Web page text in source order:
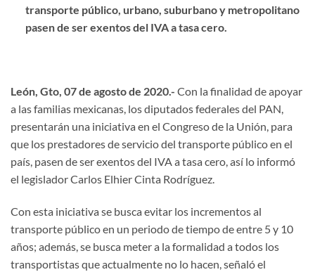
transporte público, urbano, suburbano y metropolitano
pasen de ser exentos del IVA a tasa cero.
León, Gto, 07 de agosto de 2020.- Con la finalidad de apoyar
a las familias mexicanas, los diputados federales del PAN,
presentarán una iniciativa en el Congreso de la Unión, para
que los prestadores de servicio del transporte público en el
país, pasen de ser exentos del IVA a tasa cero, así lo informó
el legislador Carlos Elhier Cinta Rodríguez.
Con esta iniciativa se busca evitar los incrementos al
transporte público en un periodo de tiempo de entre 5 y 10
años; además, se busca meter a la formalidad a todos los
transportistas que actualmente no lo hacen, señaló el